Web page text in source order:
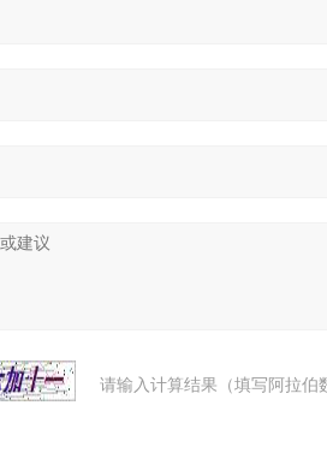
请输入计算结果（填写阿拉伯